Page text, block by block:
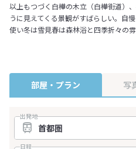
以上もつづく白樺の木立（白樺街道）
うに見えてくる景観がすばらしい。自
使い冬は雪見春は森林浴と四季折々の
部屋・プラン 写
出発地
日程